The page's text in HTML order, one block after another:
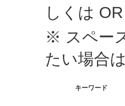
しくは
※ スペー
たい場合
キーワード